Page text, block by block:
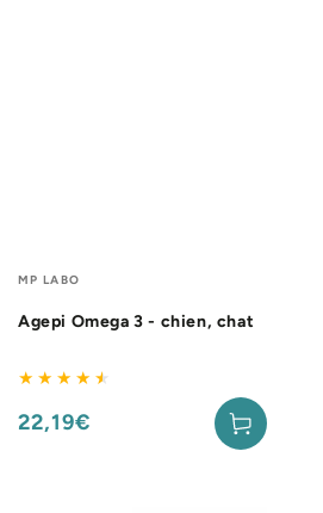
Fournisseur:
MP LABO
Agepi Omega 3 - chien, chat
Prix
22,19€